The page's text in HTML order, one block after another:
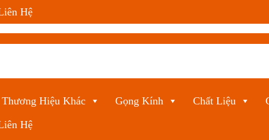
Hệ
Thương Hiệu Khác Gọng Kính Chất Liệu
Hệ